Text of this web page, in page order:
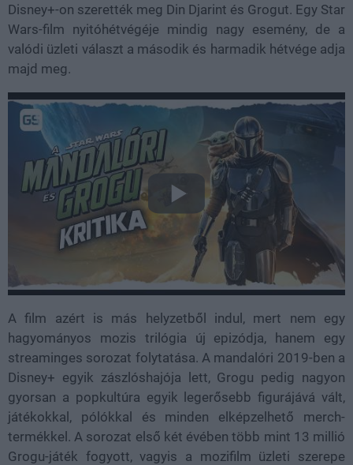
Disney+-on szerették meg Din Djarint és Grogut. Egy Star
Wars-film nyitóhétvégéje mindig nagy esemény, de a
valódi üzleti választ a második és harmadik hétvége adja
majd meg.
A film azért is más helyzetből indul, mert nem egy
hagyományos mozis trilógia új epizódja, hanem egy
streaminges sorozat folytatása. A mandalóri 2019-ben a
Disney+ egyik zászlóshajója lett, Grogu pedig nagyon
gyorsan a popkultúra egyik legerősebb figurájává vált,
játékokkal, pólókkal és minden elképzelhető merch-
termékkel. A sorozat első két évében több mint 13 millió
Grogu-játék fogyott, vagyis a mozifilm üzleti szerepe